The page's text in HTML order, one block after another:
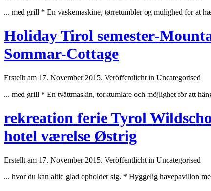
... med grill * En vaskemaskine, tørretumbler og mulighed for at
Holiday Tirol semester-
Sommar-Cottage
Erstellt am 17. November 2015. Veröffentlicht in Uncategorised
... med grill * En tvättmaskin, torktumlare och möjlighet för att
rekreation ferie Tyrol
hotel værelse Østrig
Erstellt am 17. November 2015. Veröffentlicht in Uncategorised
... hvor du kan altid glad opholder sig. * Hyggelig havepavillon